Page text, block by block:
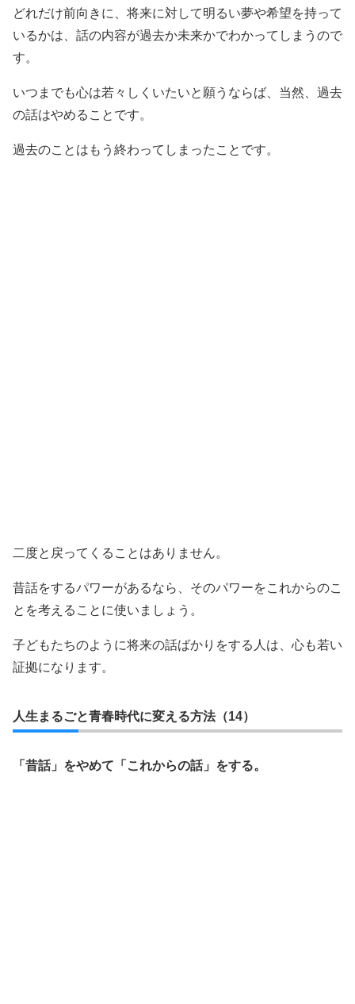
どれだけ前向きに、将来に対して明るい夢や希望を持って
いるかは、話の内容が過去か未来かでわかってしまうので
す。
いつまでも心は若々しくいたいと願うならば、当然、過去
の話はやめることです。
過去のことはもう終わってしまったことです。
二度と戻ってくることはありません。
昔話をするパワーがあるなら、そのパワーをこれからのこ
とを考えることに使いましょう。
子どもたちのように将来の話ばかりをする人は、心も若い
証拠になります。
人生まるごと青春時代に変える方法（14）
「昔話」をやめて「これからの話」をする。